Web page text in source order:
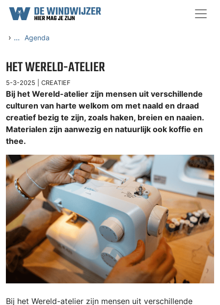
Ga naar content
› ... Agenda
HET WERELD-ATELIER
5-3-2025 | CREATIEF
Bij het Wereld-atelier zijn mensen uit verschillende
culturen van harte welkom om met naald en draad
creatief bezig te zijn, zoals haken, breien en naaien.
Materialen zijn aanwezig en natuurlijk ook koffie en
thee.
Bij het Wereld-atelier zijn mensen uit verschillende